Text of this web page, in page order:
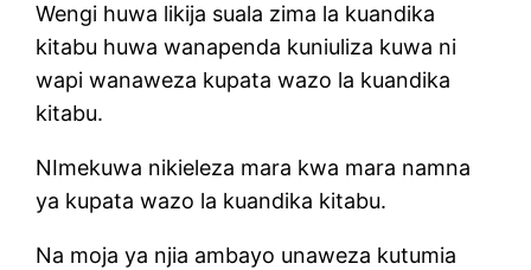
Wengi huwa likija suala zima la kuandika
kitabu huwa wanapenda kuniuliza kuwa ni
wapi wanaweza kupata wazo la kuandika
kitabu.
NImekuwa nikieleza mara kwa mara namna
ya kupata wazo la kuandika kitabu.
Na moja ya njia ambayo unaweza kutumia